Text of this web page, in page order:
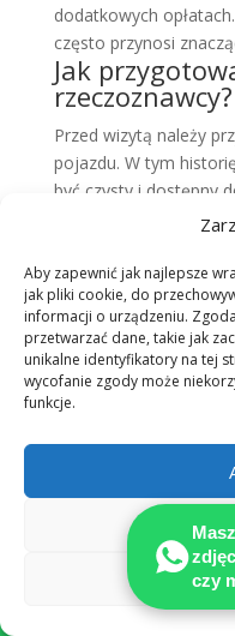
Aby zapewnić jak najlepsze
jak pliki cookie, do
informacji o urządzeniu.
przetwarzać dane, takie jak
unikalne identyfikatory na tej
wycofanie zgody może
funkcje.
dodatkowych
często przynosi
Jak
rzeczoznawcy?
Przed wizytą należy
pojazdu. W tym
być czysty i dostępny
ekspert przeprowadzi
pojazdu.
Jak długo
pojazdu?
Czas trwania oceny
badania. Standardowa
przypadku
dodatkowych badań,
Zawsze informujemy
opóźnieniach.
Jakie są
klientów?
Najczęstsze pytania

czy